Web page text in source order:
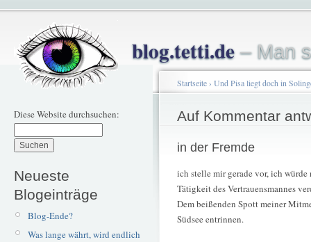
blog.tetti.de– Man
Diese Website durchsuchen:
Neueste
Blogeinträge
Blog-Ende?
Was lange währt, wird endlich
Startseite› Und Pisa liegt doch in
Auf Kommentar
in der Fremde
ich stelle mir gerade vor, ich
Tätigkeit des Vertrauensmannes
Dem beißenden Spott meiner
Südsee entrinnen.